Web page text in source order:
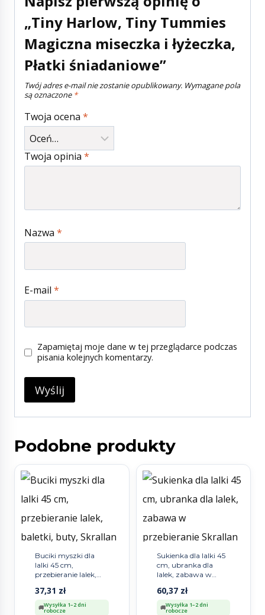
„Tiny Harlow, Tiny Tummies
Magiczna miseczka i łyżeczka,
Płatki śniadaniowe”
Twój adres e-mail nie zostanie opublikowany. Wymagane pola
są oznaczone *
Twoja ocena *
Twoja opinia *
Nazwa *
E-mail *
Zapamiętaj moje dane w tej przeglądarce podczas
pisania kolejnych komentarzy.
Podobne produkty
Buciki myszki dla
lalki 45 cm,
przebieranie lalek,
Skrallan
37,31 zł
Wysyłka 1–2 dni
robocze
Sukienka dla lalki 45
cm, ubranka dla
lalek, zabawa w
60,37 zł
Wysyłka 1–2 dni
robocze